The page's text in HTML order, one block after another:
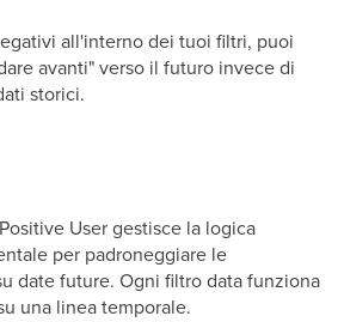
all'interno dei tuoi filtri, puoi
avanti" verso il futuro invece di
storici.
User gestisce la logica
per padroneggiare le
date future. Ogni filtro data funziona
una linea temporale.